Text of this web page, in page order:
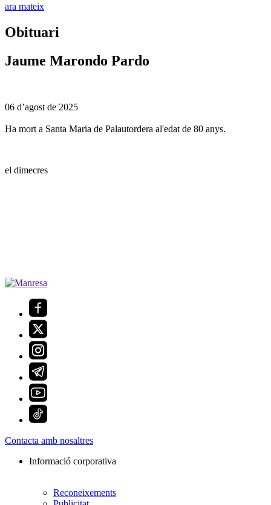
ara mateix
Obituari
Jaume Marondo Pardo
06 d’agost de 2025
Ha mort a Santa Maria de Palautordera al'edat de 80 anys.
el dimecres
Contacta amb nosaltres
Informació corporativa
Reconeixements